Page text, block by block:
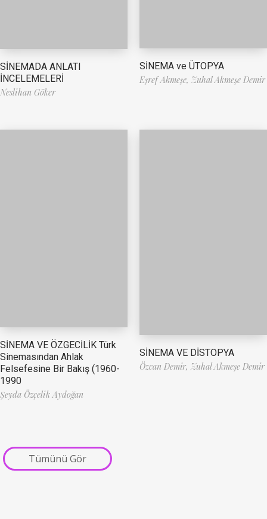
SİNEMADA ANLATI
İNCELEMELERİ
Neslihan Göker
SİNEMA ve ÜTOPYA
Eşref Akmeşe, Zuhal Akmeşe Demir
SİNEMA VE ÖZGECİLİK Türk
Sinemasından Ahlak
Felsefesine Bir Bakış (1960-
1990
Şeyda Özçelik Aydoğan
SİNEMA VE DİSTOPYA
Özcan Demir, Zuhal Akmeşe Demir
Tümünü Gör